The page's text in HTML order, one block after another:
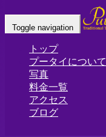
Toggle navigation
トップ
プータイについて
写真
料金一覧
アクセス
ブログ
Home-プータ…